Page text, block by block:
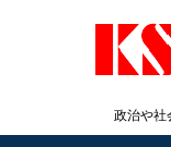
政治や社